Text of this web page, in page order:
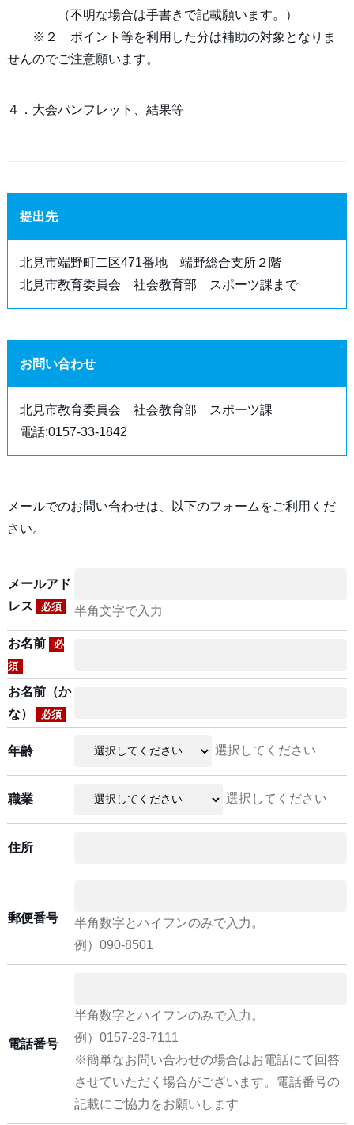
（不明な場合は手書きで記載願います。）
※２ ポイント等を利用した分は補助の対象となりま
せんのでご注意願います。
４．大会パンフレット、結果等
提出先
北見市端野町二区471番地 端野総合支所２階
北見市教育委員会 社会教育部 スポーツ課まで
お問い合わせ
北見市教育委員会 社会教育部 スポーツ課
電話:0157-33-1842
メールでのお問い合わせは、以下のフォームをご利用くだ
さい。
メールアド
レス
必須 半角文字で入力
お名前
必
須
お名前（か
な）
必須
年齢 選択してください
職業 選択してください
住所
郵便番号
半角数字とハイフンのみで入力。
例）090-8501
電話番号
半角数字とハイフンのみで入力。
例）0157-23-7111
※簡単なお問い合わせの場合はお電話にて回答
させていただく場合がございます。電話番号の
記載にご協力をお願いします